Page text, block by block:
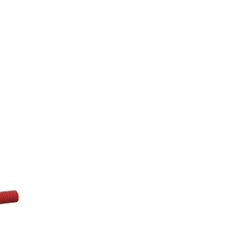
R 985B D.30
Giacomini R 985B D.25
krk) černá Giacomini R 985N D.25
(husí krk) černá Giacomini R 985N D.30
hadice (husí krk) červená Giacomini